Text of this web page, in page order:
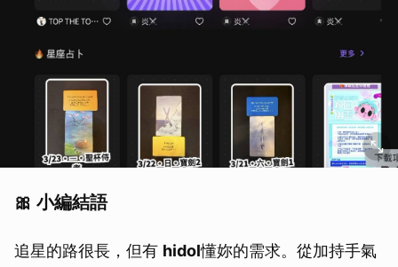
🎀 小編結語
追星的路很長，但有 hidol懂妳的需求。從加持手氣